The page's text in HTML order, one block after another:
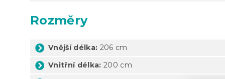
Rozměry
Vnější délka: 206 cm
Vnitřní délka: 200 cm